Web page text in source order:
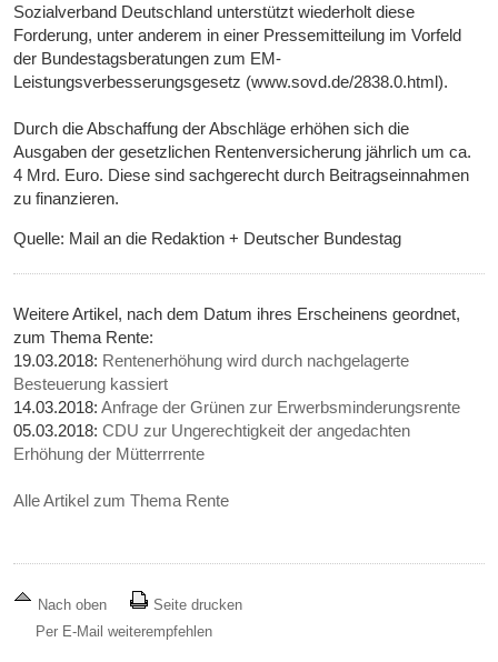
Sozialverband Deutschland unterstützt wiederholt diese
Forderung, unter anderem in einer Pressemitteilung im Vorfeld
der Bundestagsberatungen zum EM-
Leistungsverbesserungsgesetz (www.sovd.de/2838.0.html).
Durch die Abschaffung der Abschläge erhöhen sich die
Ausgaben der gesetzlichen Rentenversicherung jährlich um ca.
4 Mrd. Euro. Diese sind sachgerecht durch Beitragseinnahmen
zu finanzieren.
Quelle: Mail an die Redaktion + Deutscher Bundestag
Weitere Artikel, nach dem Datum ihres Erscheinens geordnet,
zum Thema Rente:
19.03.2018: Rentenerhöhung wird durch nachgelagerte
Besteuerung kassiert
14.03.2018:Anfrage der Grünen zur Erwerbsminderungsrente
05.03.2018:CDU zur Ungerechtigkeit der angedachten
Erhöhung der Mütterrrente
Alle Artikel zum Thema Rente
Nach oben
Seite drucken
Per E-Mail weiterempfehlen